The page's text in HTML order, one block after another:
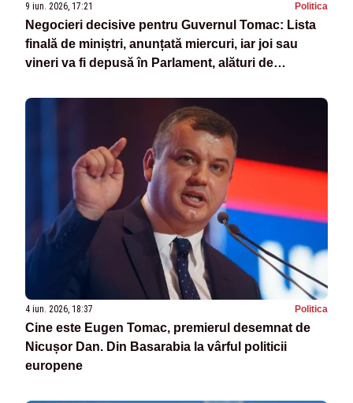
9 iun. 2026, 17:21 Politica
Negocieri decisive pentru Guvernul Tomac: Lista
finală de miniștri, anunțată miercuri, iar joi sau
vineri va fi depusă în Parlament, alături de
4 iun. 2026, 18:37 Politica
Cine este Eugen Tomac, premierul desemnat de
Nicușor Dan. Din Basarabia la vârful politicii
europene